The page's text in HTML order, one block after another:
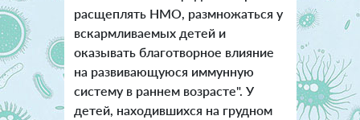
расщеплять НМО, размножаться у
вскармливаемых детей и
оказывать благотворное влияние
на развивающуюся иммунную
систему в раннем возрасте". У
детей, находившихся на грудном